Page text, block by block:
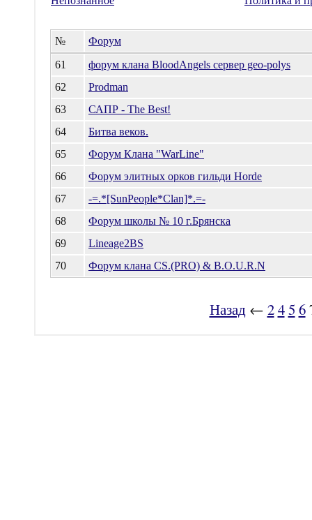
№
Форум
61
форум клана BloodAngels сервер geo-polys
62
Prodman
63
САПР - The Best!
64
Битва веков.
65
Форум Клана "WarLine"
66
Форум элитных орков гильди Horde
67
-=.*[SunPeople*Clan]*.=-
68
Форум школы № 10 г.Брянска
69
Lineage2BS
70
Форум клана CS.(PRO) & B.O.U.R.N
Назад← 245 6